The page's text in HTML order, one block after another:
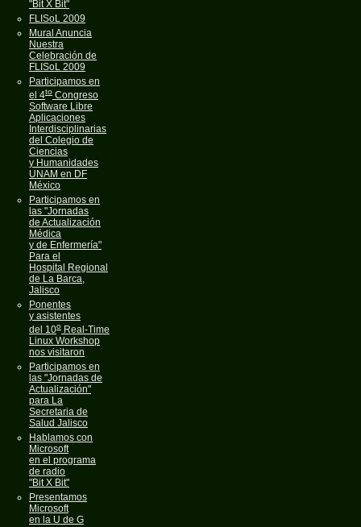
"Bit X Bit"
FLISoL 2009
Mural Anuncia
Nuestra
Celebración de
FLISoL 2009
Participamos en
el 4to Congreso
Software Libre
Aplicaciones
Interdisciplinarias
del Colegio de
Ciencias
y Humanidades
UNAM en DF
México
Participamos en
las "Jornadas
de Actualización
Médica
y de Enfermería"
Para el
Hospital Regional
de La Barca,
Jalisco
Ponentes
y asistentes
del 10o Real-Time
Linux Workshop
nos visitaron
Participamos en
las "Jornadas de
Actualización"
para La
Secretaria de
Salud Jalisco
Hablamos con
Microsoft
en el programa
de radio
"Bit X Bit"
Presentamos
Microsoft
en la U de G